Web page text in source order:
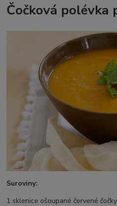
Čočková polévka
Suroviny:
1 sklenice ošoupané červené čočky